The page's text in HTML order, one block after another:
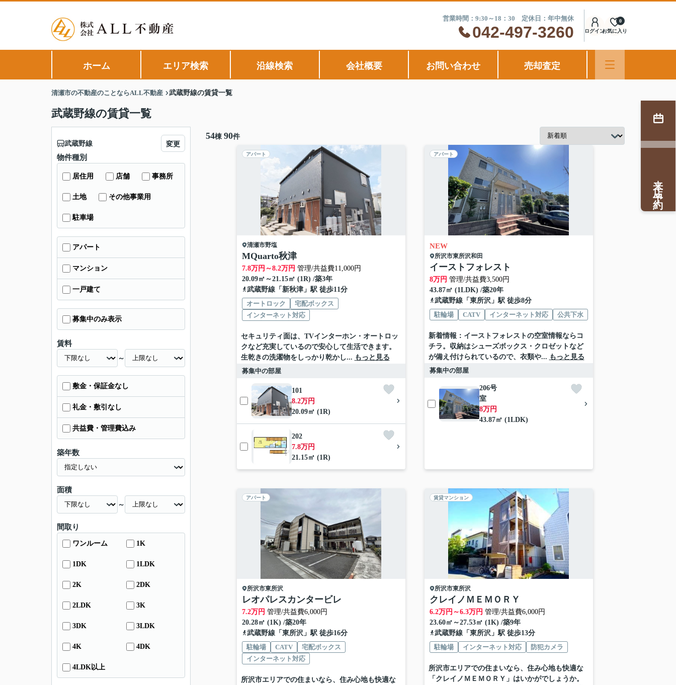
営業時間：9:30～18：30 定休日：年中無休
042-497-3260 ログインお気に入り
0
ホーム エリア検索 沿線検索 会社概要 お問い合わせ 売却査定
清瀬市の不動産のことならALL不動産 武蔵野線の賃貸一覧
武蔵野線の賃貸一覧
54棟 90件
アパート
清瀬市野塩
MQuarto秋津
7.8万円～8.2万円 管理/共益費11,000円
20.09㎡～21.15㎡ (1R) /築3年
武蔵野線「 新秋津」駅 徒歩11分
オートロック
宅配ボックス
インターネット対応
セキュリティ面は、TVインターホン・オートロッ
クなど充実しているので安心して生活できます。
生乾きの洗濯物をしっかり乾かし... もっと見る
募集中の部屋
101
8.2万円
20.09㎡ (1R)
202
7.8万円
21.15㎡ (1R)
アパート
NEW
所沢市東所沢和田
イーストフォレスト
8万円 管理/共益費3,500円
43.87㎡ (1LDK) /築20年
武蔵野線「 東所沢」駅 徒歩8分
駐輪場
CATV インターネット対応 公共下水
新着情報：イーストフォレストの空室情報ならコ
チラ。収納はシューズボックス・クロゼットなど
が備え付けられているので、衣類や... もっと見る
募集中の部屋
206号
室
8万円
43.87㎡ (1LDK)
アパート
所沢市東所沢
レオパレスカンタービレ
7.2万円 管理/共益費6,000円
20.28㎡ (1K) /築20年
武蔵野線「 東所沢」駅 徒歩16分
駐輪場
CATV
宅配ボックス
インターネット対応
所沢市エリアでの住まいなら、住み心地も快適な
賃貸マンション
所沢市東所沢
クレイノＭＥＭＯＲＹ
6.2万円～6.3万円 管理/共益費6,000円
23.60㎡～27.53㎡ (1K) /築9年
武蔵野線「 東所沢」駅 徒歩13分
駐輪場
インターネット対応 防犯カメラ
所沢市エリアでの住まいなら、住み心地も快適な
「クレイノＭＥＭＯＲＹ」はいかがでしょうか。
武蔵野線 変更
物件種別
居住用 店舗 事務所
土地 その他事業用
駐車場
アパート
マンション
一戸建て
募集中のみ表示
賃料
～
敷金・保証金なし
礼金・敷引なし
共益費・管理費込み
築年数
面積
～
間取り
ワンルーム 1K
1DK 1LDK
2K 2DK
2LDK 3K
3DK 3LDK
4K 4DK
4LDK以上
来店予約